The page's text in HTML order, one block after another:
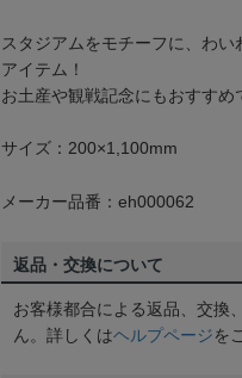
スタジアムをモチーフに、わ
アイテム！
お土産や観戦記念にもおすすめ
サイズ：200×1,100mm
メーカー品番：eh000062
返品・交換について
お客様都合による返品、交換
ん。詳しくはヘルプページを